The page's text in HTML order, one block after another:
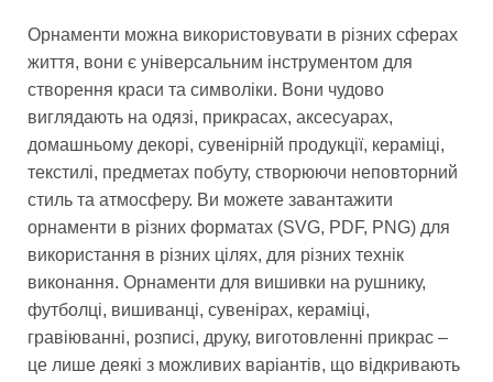
Орнаменти можна використовувати в різних сферах
життя, вони є універсальним інструментом для
створення краси та символіки. Вони чудово
виглядають на одязі, прикрасах, аксесуарах,
домашньому декорі, сувенірній продукції, кераміці,
текстилі, предметах побуту, створюючи неповторний
стиль та атмосферу. Ви можете завантажити
орнаменти в різних форматах (SVG, PDF, PNG) для
використання в різних цілях, для різних технік
виконання. Орнаменти для вишивки на рушнику,
футболці, вишиванці, сувенірах, кераміці,
гравіюванні, розписі, друку, виготовленні прикрас –
це лише деякі з можливих варіантів, що відкривають